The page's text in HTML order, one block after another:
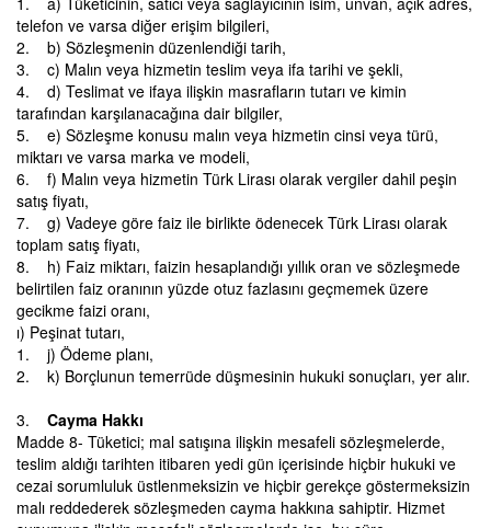
telefon ve varsa diğer erişim bilgileri,
2. b) Sözleşmenin düzenlendiği tarih,
3. c) Malın veya hizmetin teslim veya ifa tarihi ve şekli,
4. d) Teslimat ve ifaya ilişkin masrafların tutarı ve kimin
tarafından karşılanacağına dair bilgiler,
5. e) Sözleşme konusu malın veya hizmetin cinsi veya türü,
miktarı ve varsa marka ve modeli,
6. f) Malın veya hizmetin Türk Lirası olarak vergiler dahil peşin
satış fiyatı,
7. g) Vadeye göre faiz ile birlikte ödenecek Türk Lirası olarak
toplam satış fiyatı,
8. h) Faiz miktarı, faizin hesaplandığı yıllık oran ve sözleşmede
belirtilen faiz oranının yüzde otuz fazlasını geçmemek üzere
gecikme faizi oranı,
ı) Peşinat tutarı,
1. j) Ödeme planı,
2. k) Borçlunun temerrüde düşmesinin hukuki sonuçları, yer alır.
3. Cayma Hakkı
Madde 8- Tüketici; mal satışına ilişkin mesafeli sözleşmelerde,
teslim aldığı tarihten itibaren yedi gün içerisinde hiçbir hukuki ve
cezai sorumluluk üstlenmeksizin ve hiçbir gerekçe göstermeksizin
malı reddederek sözleşmeden cayma hakkına sahiptir. Hizmet